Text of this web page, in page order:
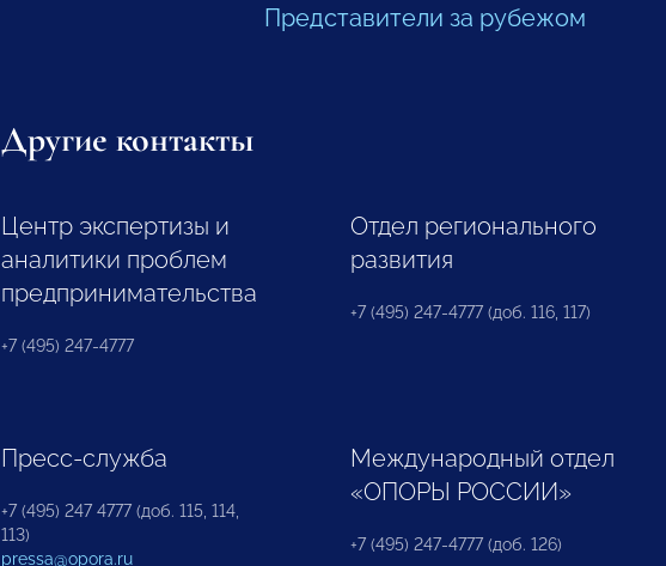
Представители за рубежом
Другие контакты
Центр экспертизы и
аналитики проблем
предпринимательства
+7 (495) 247-4777
Отдел регионального
развития
+7 (495) 247-4777 (доб. 116, 117)
Пресс-служба
+7 (495) 247 4777 (доб. 115, 114,
113)
pressa@opora.ru
Международный отдел
«ОПОРЫ РОССИИ»
+7 (495) 247-4777 (доб. 126)